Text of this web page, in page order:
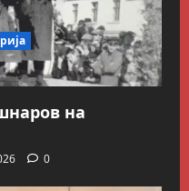
на
0